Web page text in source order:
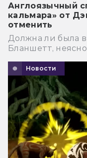
Англоязычный
кальмара» от
отменить
Должна ли была
Бланшетт,
Новости